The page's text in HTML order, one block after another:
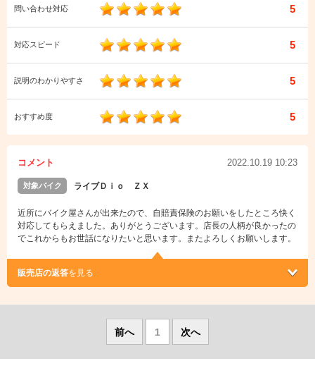
問い合わせ対応 5
対応スピード 5
説明のわかりやすさ 5
おすすめ度 5
コメント 2022.10.19 10:23
対象バイク ライブＤｉｏ ＺＸ
近所にバイク屋さんが出来たので、自賠責保険のお願いをしたところ快く
対応してもらえました。ありがとうございます。店長の人柄が良かったの
でこれからもお世話になりたいと思います。またよろしくお願いします。
販売店の返答を見る
前へ 1 次へ